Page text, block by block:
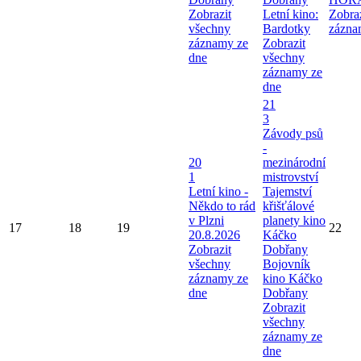
Zobrazit
všechny
záznamy ze
dne
Letní kino:
Bardotky
Zobrazit
všechny
záznamy ze
dne
17 18 19
20
1
Letní kino -
Někdo to rád
v Plzni
20.8.2026
Zobrazit
všechny
záznamy ze
dne
21
3
Závody psů
-
mezinárodní
mistrovství
Tajemství
křišťálové
planety kino
Káčko
Dobřany
Bojovník
kino Káčko
Dobřany
Zobrazit
všechny
záznamy ze
dne
22